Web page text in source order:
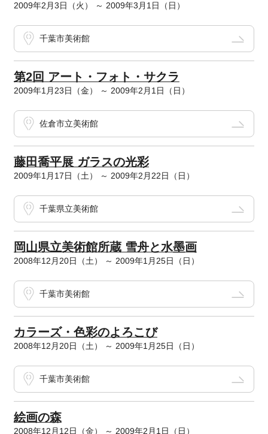
2009年2月3日（火） ～ 2009年3月1日（日）
千葉市美術館
第2回 アート・フォト・サクラ
2009年1月23日（金） ～ 2009年2月1日（日）
佐倉市立美術館
藤田喬平展 ガラスの光彩
2009年1月17日（土） ～ 2009年2月22日（日）
千葉県立美術館
岡山県立美術館所蔵 雪舟と水墨画
2008年12月20日（土） ～ 2009年1月25日（日）
千葉市美術館
カラーズ・色彩のよろこび
2008年12月20日（土） ～ 2009年1月25日（日）
千葉市美術館
絵画の森
2008年12月12日（金） ～ 2009年2月1日（日）